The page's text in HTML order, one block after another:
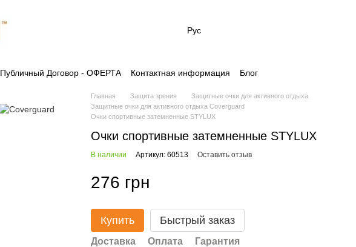
Рус
Публичный Договор - ОФЕРТА Контактная информация Блог
Главная Защита зрения
Защитные очки для активного отдыха
Защитные очки для активного отдыха Coverguard
Очки спортивные затемненные STYLUX
Очки спортивные затемненные STYLUX
В наличии Артикул: 60513 Оставить отзыв
276 грн
Купить Быстрый заказ
Доставка Оплата Гарантия